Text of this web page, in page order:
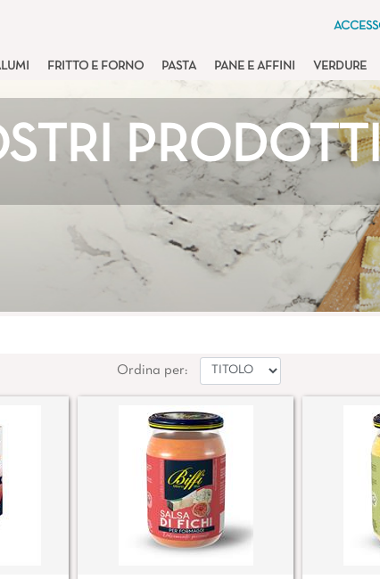
FRITTO E FORNO PASTA PANE E AFFINI VERDURE
Ordina per: